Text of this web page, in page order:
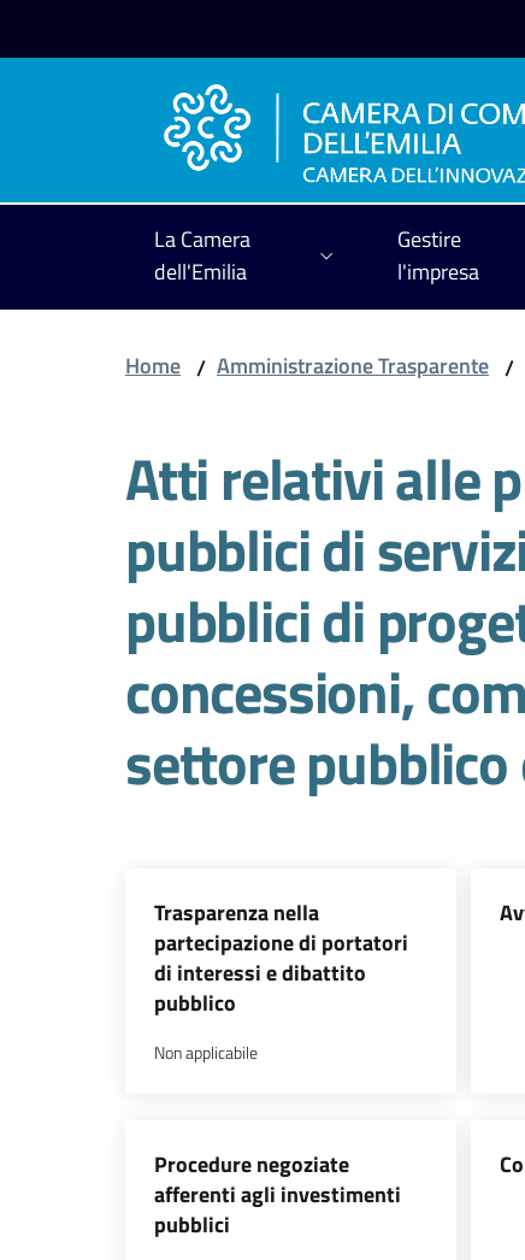
La Camera
dell'Emilia
Gestire
l'impresa
Home / Amministrazione Trasparente /
Atti relativi alle
pubblici di
pubblici di
concessioni,
settore
Trasparenza nella
partecipazione di portatori
di interessi e dibattito
pubblico
Non applicabile
Procedure negoziate
afferenti agli investimenti
pubblici